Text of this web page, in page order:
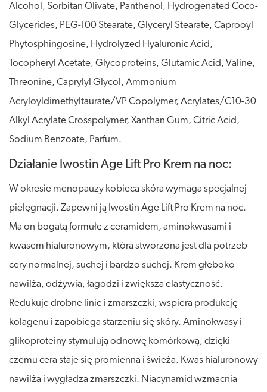
Alcohol, Sorbitan Olivate, Panthenol, Hydrogenated Coco-
Glycerides, PEG-100 Stearate, Glyceryl Stearate, Caprooyl
Phytosphingosine, Hydrolyzed Hyaluronic Acid,
Tocopheryl Acetate, Glycoproteins, Glutamic Acid, Valine,
Threonine, Caprylyl Glycol, Ammonium
Acryloyldimethyltaurate/VP Copolymer, Acrylates/C10-30
Alkyl Acrylate Crosspolymer, Xanthan Gum, Citric Acid,
Sodium Benzoate, Parfum.
Działanie Iwostin Age Lift Pro Krem na noc:
W okresie menopauzy kobieca skóra wymaga specjalnej
pielęgnacji. Zapewni ją Iwostin Age Lift Pro Krem na noc.
Ma on bogatą formułę z ceramidem, aminokwasami i
kwasem hialuronowym, która stworzona jest dla potrzeb
cery normalnej, suchej i bardzo suchej. Krem głęboko
nawilża, odżywia, łagodzi i zwiększa elastyczność.
Redukuje drobne linie i zmarszczki, wspiera produkcję
kolagenu i zapobiega starzeniu się skóry. Aminokwasy i
glikoproteiny stymulują odnowę komórkową, dzięki
czemu cera staje się promienna i świeża. Kwas hialuronowy
nawilża i wygładza zmarszczki. Niacynamid wzmacnia